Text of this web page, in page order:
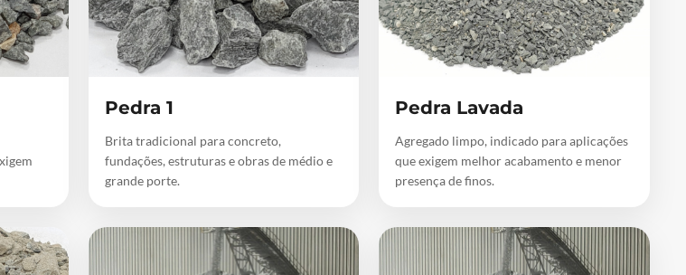
Pedra 1
Brita tradicional para concreto,
fundações, estruturas e obras de médio e
grande porte.
Pedra Lavada
Agregado limpo, indicado para aplicações
que exigem melhor acabamento e menor
presença de finos.